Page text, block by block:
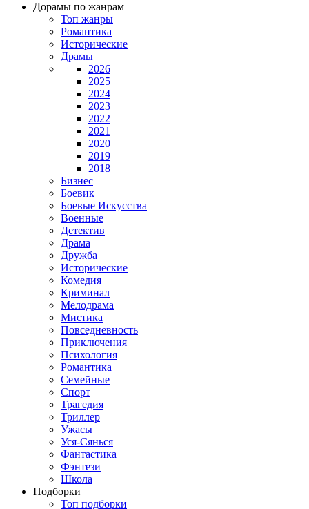
Дорамы по жанрам
Топ жанры
Романтика
Исторические
Драмы
2026
2025
2024
2023
2022
2021
2020
2019
2018
Бизнес
Боевик
Боевые Искусства
Военные
Детектив
Драма
Дружба
Исторические
Комедия
Криминал
Мелодрама
Мистика
Повседневность
Приключения
Психология
Романтика
Семейные
Спорт
Трагедия
Триллер
Ужасы
Уся-Сянься
Фантастика
Фэнтези
Школа
Подборки
Топ подборки